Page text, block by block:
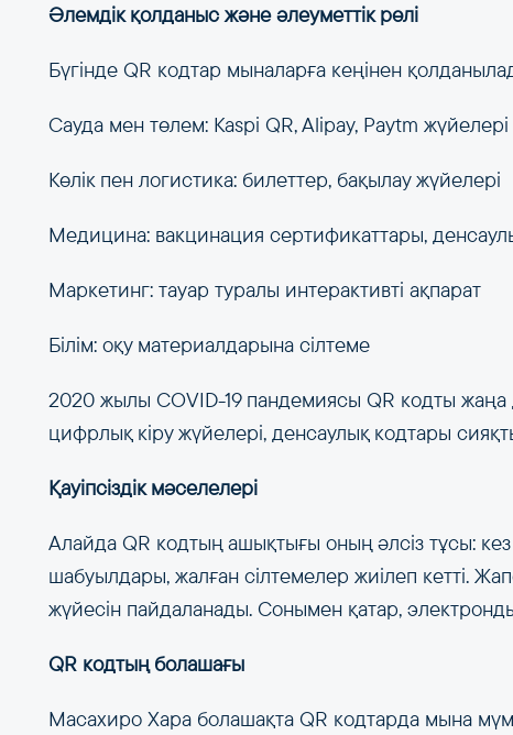
Әлемдік қолданыс және әлеуметтік рөлі
Бүгінде QR кодтар мыналарға кеңінен
Сауда мен төлем: Kaspi QR, Alipay, Paytm жүйелері
Көлік пен логистика: билеттер, бақылау жүйелері
Медицина: вакцинация сертификаттары,
Маркетинг: тауар туралы интерактивті ақпарат
Білім: оқу материалдарына сілтеме
2020 жылы COVID-19 пандемиясы QR кодты жаңа
цифрлық кіру жүйелері, денсаулық кодтары
Қауіпсіздік мәселелері
Алайда QR кодтың ашықтығы оның әлсіз тұсы:
шабуылдары, жалған сілтемелер жиілеп кетті.
жүйесін пайдаланады. Сонымен қатар,
QR кодтың болашағы
Масахиро Хара болашақта QR кодтарда мына